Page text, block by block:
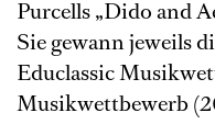
Purcells „Dido and
Sie gewann jeweils
Educlassic
Musikwettbewerb